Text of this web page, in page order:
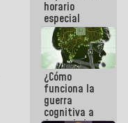
horario
especial
para
adaptarse
al plan de
ahorro
energético
¿Cómo
funciona la
guerra
cognitiva a